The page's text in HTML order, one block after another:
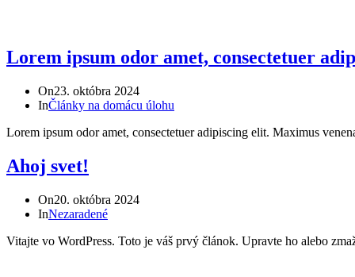
Lorem ipsum odor amet, consectetuer
On23. októbra 2024
InČlánky na domácu úlohu
Lorem ipsum odor amet, consectetuer adipiscing elit. Maximus
Ahoj svet!
On20. októbra 2024
InNezaradené
Vitajte vo WordPress. Toto je váš prvý článok. Upravte ho alebo